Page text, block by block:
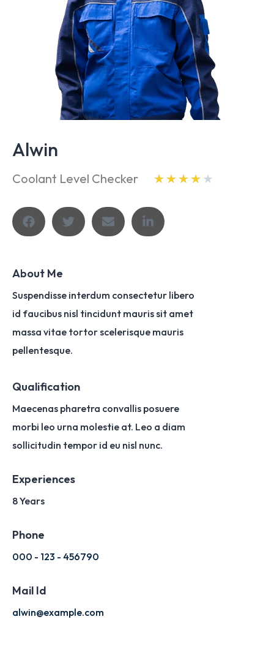
Alwin
Coolant Level Checker ★★★★ ★
About Me
Suspendisse interdum consectetur libero
id faucibus nisl tincidunt mauris sit amet
massa vitae tortor scelerisque mauris
pellentesque.
Qualification
Maecenas pharetra convallis posuere
morbi leo urna molestie at. Leo a diam
sollicitudin tempor id eu nisl nunc.
Experiences
8 Years
Phone
000 - 123 - 456790
Mail Id
alwin@example.com